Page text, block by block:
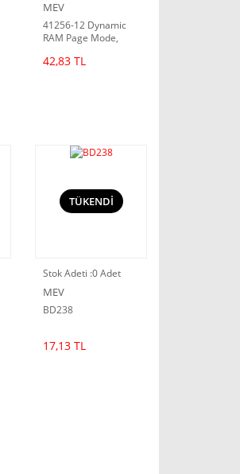
MEV
41256-12 Dynamic
RAM Page Mode,
DIP16
42,83 TL
TÜKENDİ
Stok Adeti :0 Adet
MEV
BD238
17,13 TL